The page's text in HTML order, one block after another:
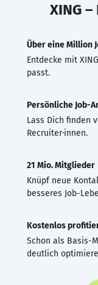
XING
Über eine Million
Entdecke mit
passt.
Persönliche Job-
Lass Dich finden
Recruiter·innen.
21 Mio. Mitglieder
Knüpf neue
besseres Job-
Kostenlos
Schon als Basis-
deutlich